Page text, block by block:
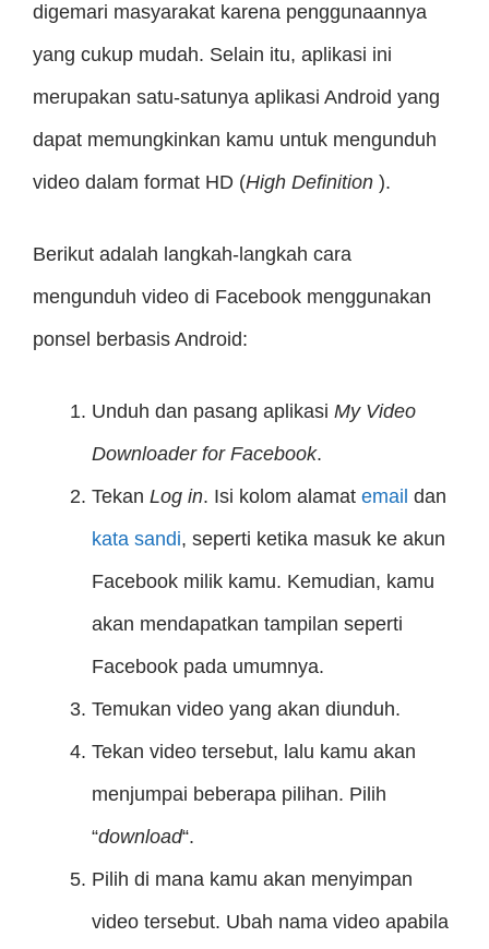
digemari masyarakat karena penggunaannya
yang cukup mudah. Selain itu, aplikasi ini
merupakan satu-satunya aplikasi Android yang
dapat memungkinkan kamu untuk mengunduh
video dalam format HD (High Definition ).
Berikut adalah langkah-langkah cara
mengunduh video di Facebook menggunakan
ponsel berbasis Android:
Unduh dan pasang aplikasi My Video
Downloader for Facebook.
Tekan Log in. Isi kolom alamat email dan
kata sandi, seperti ketika masuk ke akun
Facebook milik kamu. Kemudian, kamu
akan mendapatkan tampilan seperti
Facebook pada umumnya.
Temukan video yang akan diunduh.
Tekan video tersebut, lalu kamu akan
menjumpai beberapa pilihan. Pilih
“download“.
Pilih di mana kamu akan menyimpan
video tersebut. Ubah nama video apabila